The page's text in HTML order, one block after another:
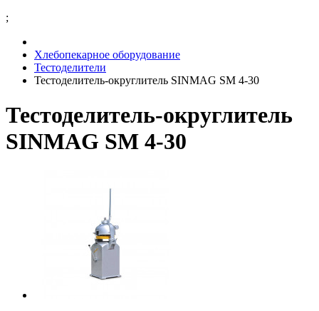
;
Хлебопекарное оборудование
Тестоделители
Тестоделитель-округлитель SINMAG SМ 4-30
Тестоделитель-округлитель
SINMAG SМ 4-30